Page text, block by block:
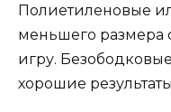
Полиетиленовые
меньшего размера
игру.
хорошие